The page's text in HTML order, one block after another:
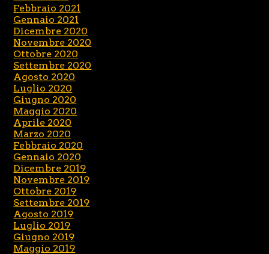
Febbraio 2021
Gennaio 2021
Dicembre 2020
Novembre 2020
Ottobre 2020
Settembre 2020
Agosto 2020
Luglio 2020
Giugno 2020
Maggio 2020
Aprile 2020
Marzo 2020
Febbraio 2020
Gennaio 2020
Dicembre 2019
Novembre 2019
Ottobre 2019
Settembre 2019
Agosto 2019
Luglio 2019
Giugno 2019
Maggio 2019